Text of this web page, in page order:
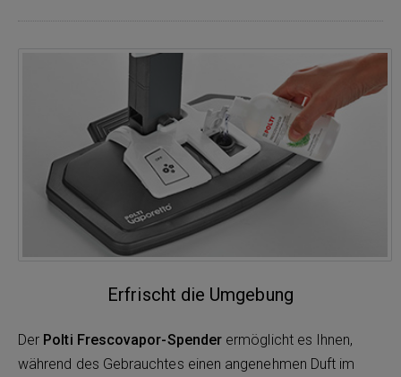
Erfrischt die Umgebung
Der Polti Frescovapor-Spender ermöglicht es Ihnen,
während des Gebrauchtes einen angenehmen Duft im